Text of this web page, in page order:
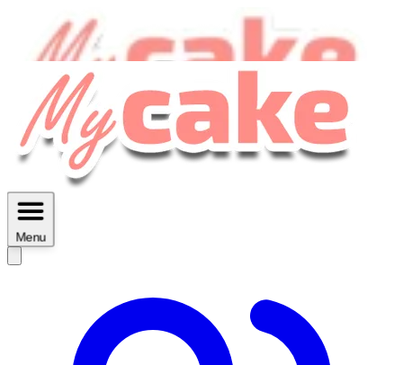
MyCake Academy c'est :
des fiches imprimables ...
Découvrir
Menu